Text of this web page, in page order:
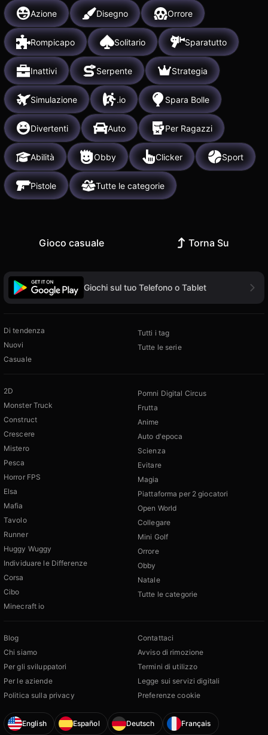
Azione Disegno Orrore
Rompicapo Solitario Sparatutto
Inattivi Serpente Strategia
Simulazione .io Spara Bolle
Divertenti Auto Per Ragazzi
Abilità Obby Clicker Sport
Pistole Tutte le categorie
Gioco casuale Torna Su
Giochi sul tuo Telefono o Tablet
Di tendenza
Nuovi
Casuale
Tutti i tag
Tutte le serie
2D
Monster Truck
Construct
Crescere
Mistero
Pesca
Horror FPS
Elsa
Mafia
Tavolo
Runner
Huggy Wuggy
Individuare le Differenze
Corsa
Cibo
Minecraft io
Pomni Digital Circus
Frutta
Anime
Auto d'epoca
Scienza
Evitare
Magia
Piattaforma per 2 giocatori
Open World
Collegare
Mini Golf
Orrore
Obby
Natale
Tutte le categorie
Blog
Chi siamo
Per gli sviluppatori
Per le aziende
Politica sulla privacy
Contattaci
Avviso di rimozione
Termini di utilizzo
Legge sui servizi digitali
Preferenze cookie
English Español Deutsch Français